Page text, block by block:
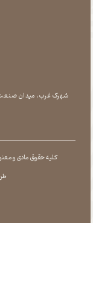
کلیه حقوق مادی و
شهرک غرب، میدان